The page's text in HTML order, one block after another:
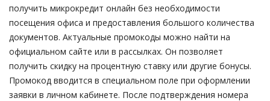
получить микрокредит онлайн без необходимости
посещения офиса и предоставления большого количества
документов. Актуальные промокоды можно найти на
официальном сайте или в рассылках. Он позволяет
получить скидку на процентную ставку или другие бонусы.
Промокод вводится в специальном поле при оформлении
заявки в личном кабинете. После подтверждения номера